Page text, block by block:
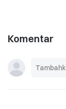
Komentar